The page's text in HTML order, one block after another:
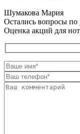
Шумакова Мария
Остались вопросы по
Оценка акций для